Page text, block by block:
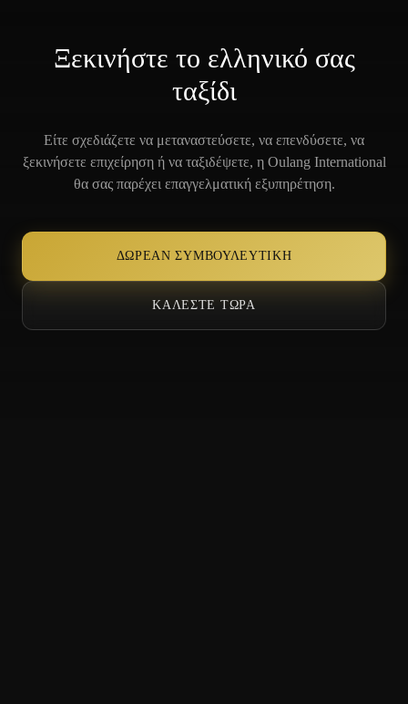
Ξεκινήστε το ελληνικό σας
ταξίδι
Είτε σχεδιάζετε να μεταναστεύσετε, να επενδύσετε, να
ξεκινήσετε επιχείρηση ή να ταξιδέψετε, η Oulang International
θα σας παρέχει επαγγελματική εξυπηρέτηση.
ΔΩΡΕΆΝ ΣΥΜΒΟΥΛΕΥΤΙΚΉ
ΚΑΛΈΣΤΕ ΤΏΡΑ